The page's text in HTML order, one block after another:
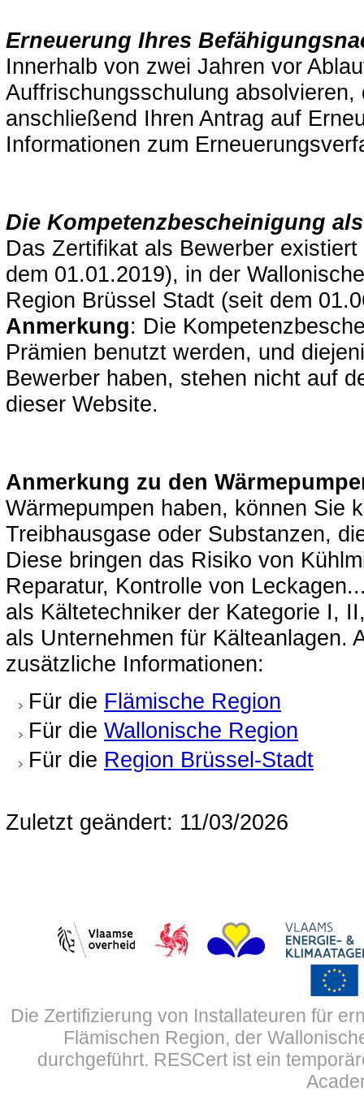
Erneuerung Ihres
Innerhalb von zwei Jahren vor
Auffrischungsschulung
anschließend Ihren Antrag auf
Informationen zum
Die Kompetenzbescheinigung
Das Zertifikat als Bewerber
dem 01.01.2019), in der
Region Brüssel Stadt (seit dem
Anmerkung: Die
Prämien benutzt werden, und
Bewerber haben, stehen nicht auf
dieser Website.
Anmerkung zu den
Wärmepumpen haben, können Sie
Treibhausgase oder Substanzen,
Diese bringen das Risiko von
Reparatur, Kontrolle von
als Kältetechniker der Kategorie I,
als Unternehmen für Kälteanlagen.
zusätzliche Informationen:
Für die Flämische Region
Für die Wallonische Region
Für die Region Brüssel-Stadt
Zuletzt geändert: 11/03/2026
Die Zertifizierung von Installateuren für
Flämischen Region, der
durchgeführt. RESCert ist ein